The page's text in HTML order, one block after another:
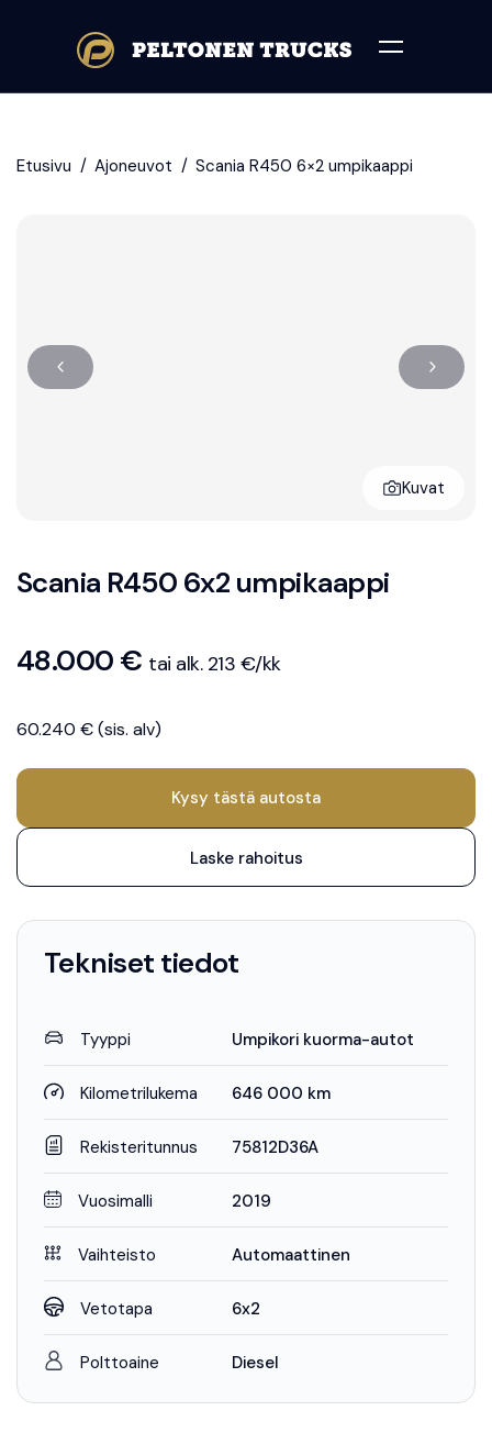
Etusivu Ajoneuvot Scania R450 6×2 umpikaappi
R450
umpikaappi
Kuvat
Scania R450 6x2 umpikaappi
48.000 € tai alk. 213 €/kk
60.240 € (sis. alv)
Kysy tästä autosta
Laske rahoitus
Tekniset tiedot
Tyyppi Umpikori kuorma-autot
Kilometrilukema 646 000 km
Rekisteritunnus 75812D36A
Vuosimalli 2019
Vaihteisto Automaattinen
Vetotapa 6x2
Polttoaine Diesel